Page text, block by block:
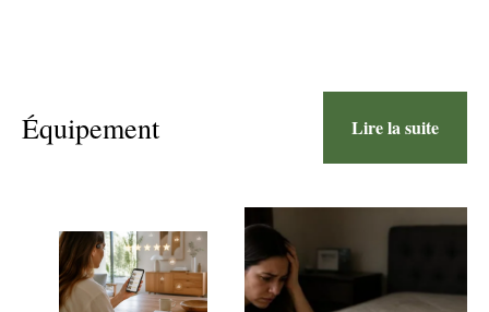
Équipement Lire la suite